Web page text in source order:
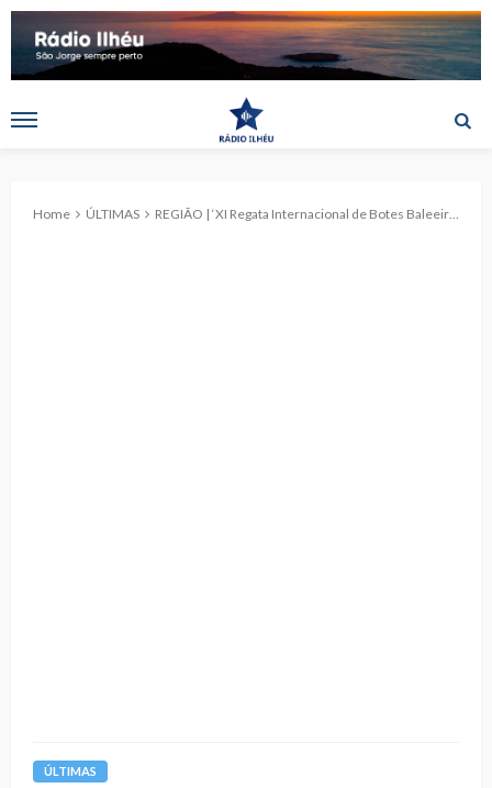
Home ÚLTIMAS REGIÃO | ‘XI Regata Internacional de Botes Baleeiros’ no Pico e no Faial
ÚLTIMAS